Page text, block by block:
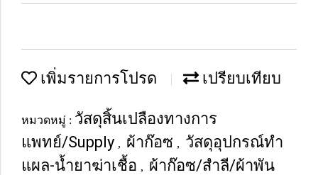
เพิ่มรายการโปรด เปรียบเทียบ
หมวดหมู่ : วัสดุสิ้นเปลืองทางการ
แพทย์/Supply , ผ้าก๊อซ , วัสดุอุปกรณ์ทำ
แผล-น้ำยาฆ่าเชื้อ , ผ้าก๊อซ/สำลี/ผ้าพัน